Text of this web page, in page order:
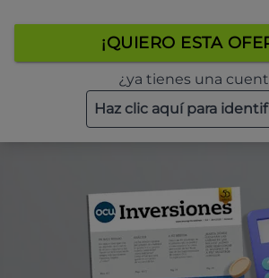
¡QUIERO ESTA
¿ya tienes una
Haz clic aquí para